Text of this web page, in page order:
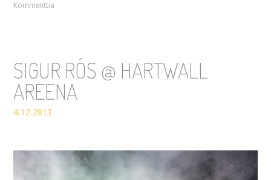
Kommenttia
SIGUR RÓS @ HARTWALL
AREENA
4.12.2013